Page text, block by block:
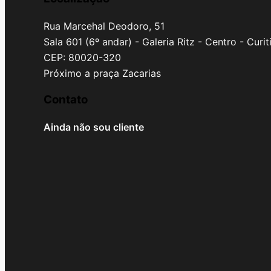
Rua Marcehal Deodoro, 51
Sala 601 (6º andar) - Galeria Ritz - Centro -
CEP: 80020-320
Próximo a praça Zacarias
Contato
Ainda não sou cliente